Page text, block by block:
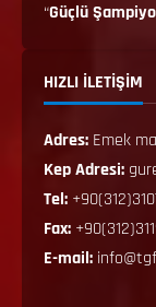
“Güçlü
HIZLI İLETİŞİM
Adres: Emek
Kep Adresi:
Tel:
Fax:
E-mail: